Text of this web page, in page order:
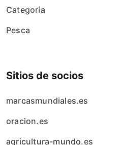
Categoría
Pesca
Sitios de socios
marcasmundiales.es
oracion.es
agricultura-mundo.es